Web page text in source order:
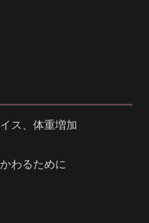
ス、体重増加
わるために